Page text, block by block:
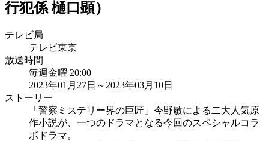
行犯係 樋口顕）
テレビ局
テレビ東京
放送時間
毎週金曜 20:00
2023年01月27日～2023年03月10日
ストーリー
「警察ミステリー界の巨匠」今野敏による二大人気原
作小説が、一つのドラマとなる今回のスペシャルコラ
ボドラマ。